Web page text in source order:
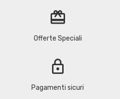
redeem
Offerte Speciali
lock
Pagamenti sicuri